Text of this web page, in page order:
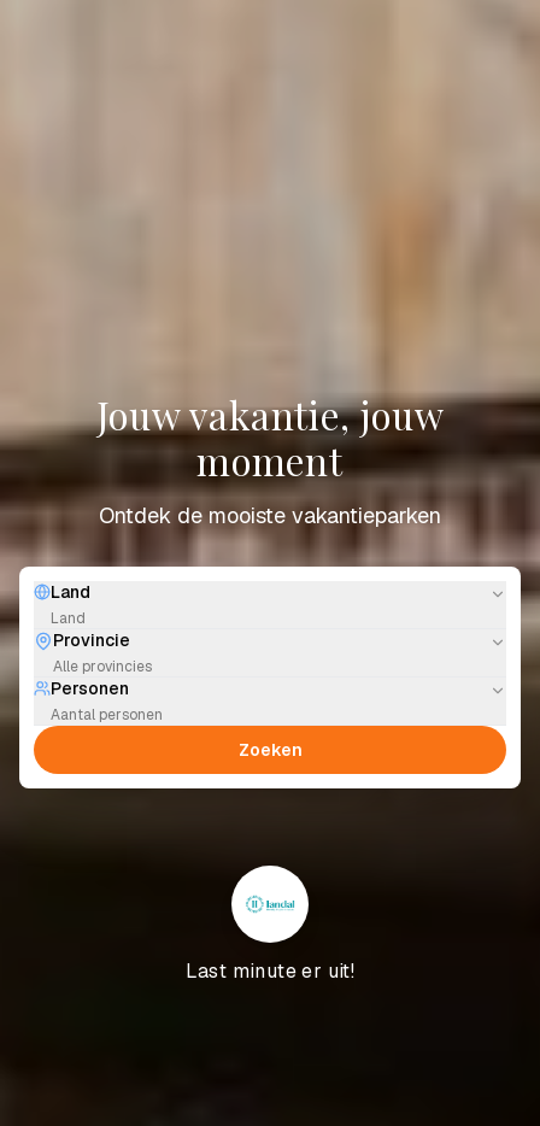
Jouw vakantie, jouw
moment
Ontdek de mooiste vakantieparken
Land
Land
Provincie
Alle provincies
Personen
Aantal personen
Zoeken
Last minute er uit!